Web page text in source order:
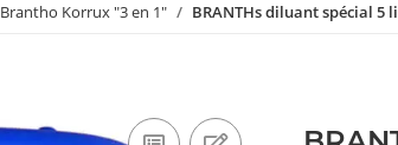
Brantho Korrux "3 en 1" BRANTHs diluant spécial